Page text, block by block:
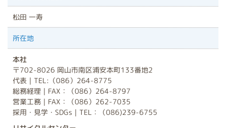
松田 一寿
所在地
本社
〒702-8026 岡山市南区浦安本町133番地2
代表｜TEL:（086）264-8775
総務経理｜FAX：（086）264-8797
営業工務｜FAX：（086）262-7035
採用・見学・SDGs｜TEL：（086)239-6755